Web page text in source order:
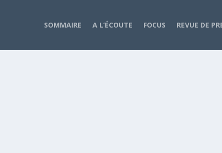
SOMMAIRE A L’ÉCOUTE FOCUS REVUE DE